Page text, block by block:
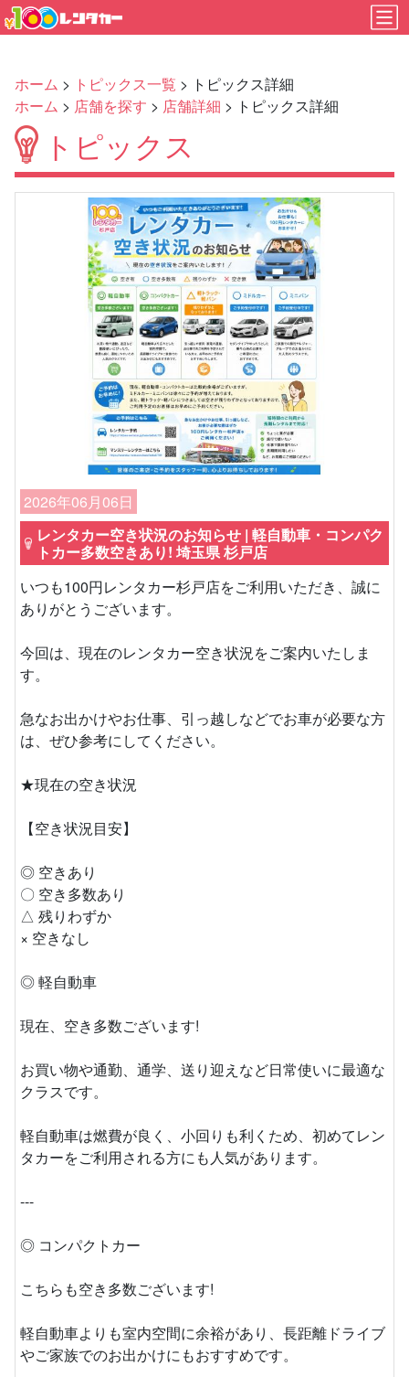
ホーム > トピックス一覧 > トピックス詳細
ホーム > 店舗を探す > 店舗詳細 > トピックス詳細
トピックス
Previous
2026年06月06日
レンタカー空き状況のお知らせ | 軽自動車・コンパク
トカー多数空きあり! 埼玉県 杉戸店
いつも100円レンタカー杉戸店をご利用いただき、誠に
ありがとうございます。
今回は、現在のレンタカー空き状況をご案内いたしま
す。
急なお出かけやお仕事、引っ越しなどでお車が必要な方
は、ぜひ参考にしてください。
★現在の空き状況
【空き状況目安】
◎ 空きあり
〇 空き多数あり
△ 残りわずか
× 空きなし
◎ 軽自動車
現在、空き多数ございます!
お買い物や通勤、通学、送り迎えなど日常使いに最適な
クラスです。
軽自動車は燃費が良く、小回りも利くため、初めてレン
タカーをご利用される方にも人気があります。
---
◎ コンパクトカー
こちらも空き多数ございます!
軽自動車よりも室内空間に余裕があり、長距離ドライブ
やご家族でのお出かけにもおすすめです。